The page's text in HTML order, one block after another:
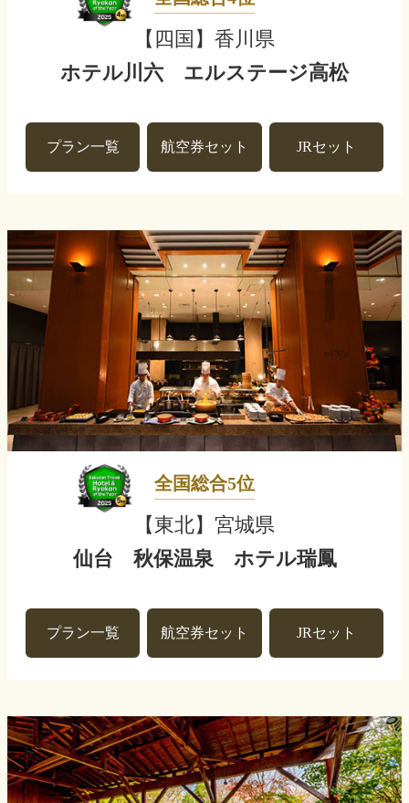
【四国】香川県
ホテル川六 エルステージ高松
プラン一覧 航空券セット JRセット
全国総合5位
【東北】宮城県
仙台 秋保温泉 ホテル瑞鳳
プラン一覧 航空券セット JRセット